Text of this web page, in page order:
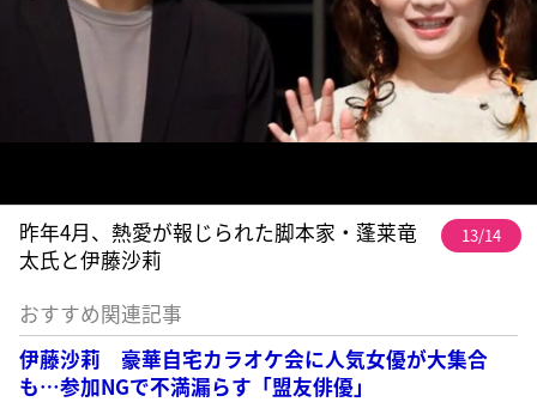
昨年4月、熱愛が報じられた脚本家・蓬莱竜
太氏と伊藤沙莉
13/14
おすすめ関連記事
伊藤沙莉 豪華自宅カラオケ会に人気女優が大集合
も…参加NGで不満漏らす「盟友俳優」